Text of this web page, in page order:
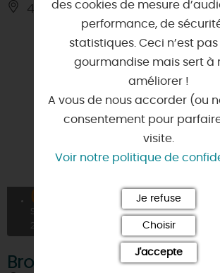
45680 - DORDIVES
05
SEPT
2026
Brocante
des cookies de mesure
performance, de
statistiques. Ceci n’est
gourmandise mais sert à
améliorer !
A vous de nous accorder (ou
consentement pour
visite.
Voir notre politique de
Je refuse
Choisir
J'accepte